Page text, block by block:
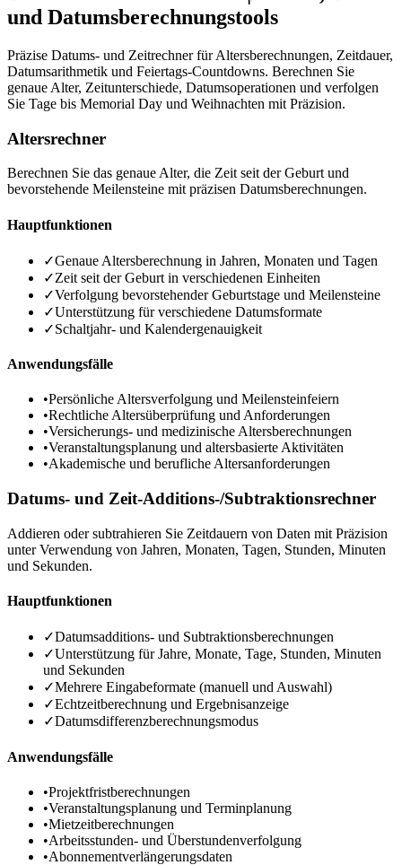
und Datumsberechnungstools
Präzise Datums- und Zeitrechner für Altersberechnungen, Zeitdauer,
Datumsarithmetik und Feiertags-Countdowns. Berechnen Sie
genaue Alter, Zeitunterschiede, Datumsoperationen und verfolgen
Sie Tage bis Memorial Day und Weihnachten mit Präzision.
Altersrechner
Berechnen Sie das genaue Alter, die Zeit seit der Geburt und
bevorstehende Meilensteine mit präzisen Datumsberechnungen.
Hauptfunktionen
✓Genaue Altersberechnung in Jahren, Monaten und Tagen
✓Zeit seit der Geburt in verschiedenen Einheiten
✓Verfolgung bevorstehender Geburtstage und Meilensteine
✓Unterstützung für verschiedene Datumsformate
✓Schaltjahr- und Kalendergenauigkeit
Anwendungsfälle
•Persönliche Altersverfolgung und Meilensteinfeiern
•Rechtliche Altersüberprüfung und Anforderungen
•Versicherungs- und medizinische Altersberechnungen
•Veranstaltungsplanung und altersbasierte Aktivitäten
•Akademische und berufliche Altersanforderungen
Datums- und Zeit-Additions-/Subtraktionsrechner
Addieren oder subtrahieren Sie Zeitdauern von Daten mit Präzision
unter Verwendung von Jahren, Monaten, Tagen, Stunden, Minuten
und Sekunden.
Hauptfunktionen
✓Datumsadditions- und Subtraktionsberechnungen
✓Unterstützung für Jahre, Monate, Tage, Stunden, Minuten
und Sekunden
✓Mehrere Eingabeformate (manuell und Auswahl)
✓Echtzeitberechnung und Ergebnisanzeige
✓Datumsdifferenzberechnungsmodus
Anwendungsfälle
•Projektfristberechnungen
•Veranstaltungsplanung und Terminplanung
•Mietzeitberechnungen
•Arbeitsstunden- und Überstundenverfolgung
•Abonnementverlängerungsdaten